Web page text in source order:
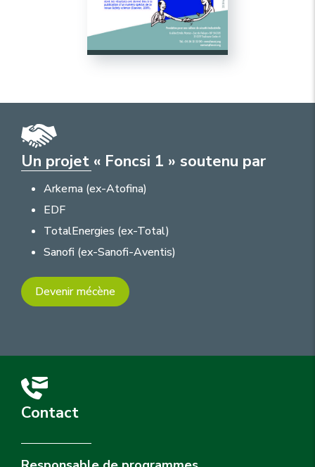
Un projet « Foncsi 1 » soutenu par
Arkema (ex-Atofina)
EDF
TotalEnergies (ex-Total)
Sanofi (ex-Sanofi-Aventis)
Devenir mécène
Contact